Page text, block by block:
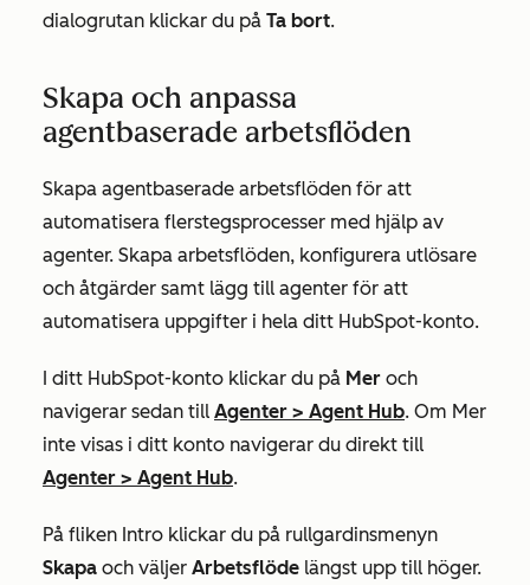
dialogrutan klickar du på Ta bort.
Skapa och anpassa
agentbaserade arbetsflöden
Skapa agentbaserade arbetsflöden för att
automatisera flerstegsprocesser med hjälp av
agenter. Skapa arbetsflöden, konfigurera utlösare
och åtgärder samt lägg till agenter för att
automatisera uppgifter i hela ditt HubSpot-konto.
I ditt HubSpot-konto klickar du på Mer och
navigerar sedan till Agenter > Agent Hub. Om Mer
inte visas i ditt konto navigerar du direkt till
Agenter > Agent Hub.
På fliken Intro klickar du på rullgardinsmenyn
Skapa och väljer Arbetsflöde längst upp till höger.